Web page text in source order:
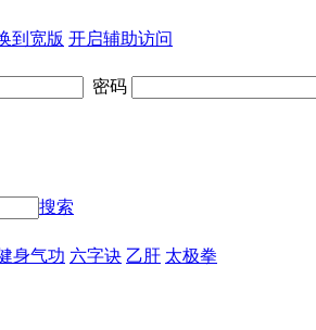
到宽版 开启辅助访问
密码
搜索
身气功 六字诀 乙肝 太极拳